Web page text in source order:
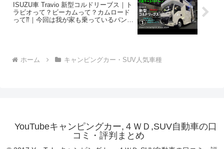
ISUZU車 Travio 新型コルドリーブス｜ト
ラビオって？ビーカムって？カムロード
って⁇｜今回は我が家も乗っているバンテ
ホーム キャンピングカー・SUV人気車種
YouTubeキャンピングカー,４ＷＤ,SUV自動車の口
コミ・評判まとめ